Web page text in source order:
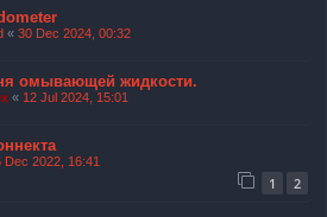
« 30 Dec 2024, 00:32
омывающей жидкости.
« 12 Jul 2024, 15:01
Dec 2022, 16:41
1 2